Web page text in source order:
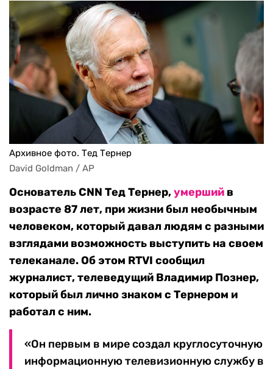
Архивное фото. Тед Тернер
David Goldman / AP
Основатель CNN Тед Тернер,умерший в
возрасте 87 лет, при жизни был необычным
человеком, который давал людям с разными
взглядами возможность выступить на своем
телеканале. Об этом RTVI сообщил
журналист, телеведущий Владимир Познер,
который был лично знаком с Тернером и
работал с ним.
«Он первым в мире создал круглосуточную
информационную телевизионную службу в